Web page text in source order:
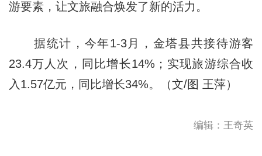
游要素，让文旅融合焕发了新的活力。
据统计，今年1-3月，金塔县共接待游客
23.4万人次，同比增长14%；实现旅游综合收
入1.57亿元，同比增长34%。（文/图 王萍）
编辑：王奇英